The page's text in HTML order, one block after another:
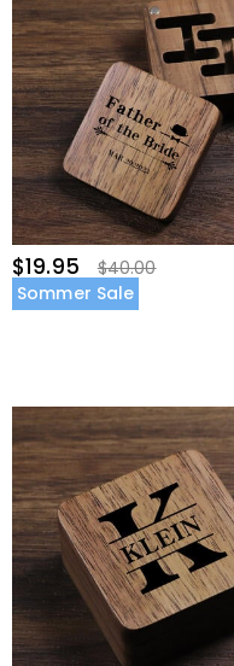
$19.95
$40.00
Sommer Sale